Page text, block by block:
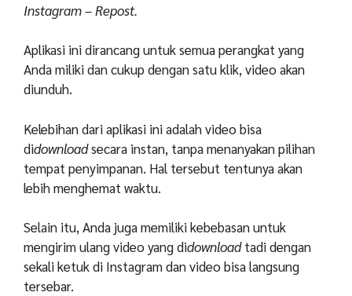
Instagram – Repost.
Aplikasi ini dirancang untuk semua perangkat yang
Anda miliki dan cukup dengan satu klik, video akan
diunduh.
Kelebihan dari aplikasi ini adalah video bisa
didownloadsecara instan, tanpa menanyakan pilihan
tempat penyimpanan. Hal tersebut tentunya akan
lebih menghemat waktu.
Selain itu, Anda juga memiliki kebebasan untuk
mengirim ulang video yang didownloadtadi dengan
sekali ketuk di Instagram dan video bisa langsung
tersebar.